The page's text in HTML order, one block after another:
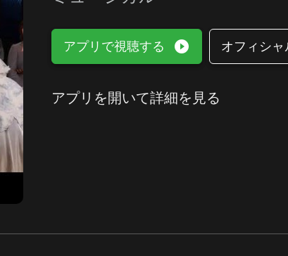
アプリで視聴する play_circle_filled オフィシ
アプリを開いて詳細を見る